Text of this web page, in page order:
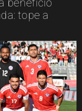
beneficio
tope a